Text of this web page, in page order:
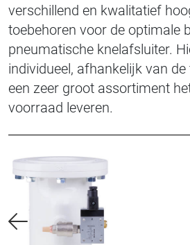
verschillend en kwalitatief
toebehoren voor de optimale
pneumatische knelafsluiter.
individueel, afhankelijk van
een zeer groot assortiment
voorraad leveren.